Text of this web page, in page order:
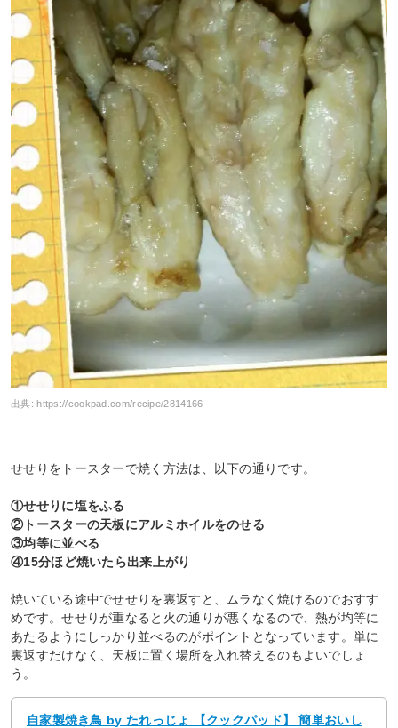
出典:https://cookpad.com/recipe/2814166
せせりをトースターで焼く方法は、以下の通りです。
①せせりに塩をふる
②トースターの天板にアルミホイルをのせる
③均等に並べる
④15分ほど焼いたら出来上がり
焼いている途中でせせりを裏返すと、ムラなく焼けるのでおすす
めです。せせりが重なると火の通りが悪くなるので、熱が均等に
あたるようにしっかり並べるのがポイントとなっています。単に
裏返すだけなく、天板に置く場所を入れ替えるのもよいでしょ
う。
自家製焼き鳥 by たれっじょ 【クックパッド】 簡単おいし